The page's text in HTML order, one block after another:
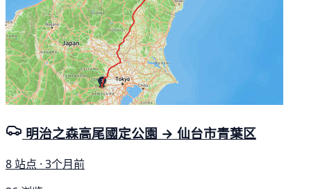
明治之森高尾國定公園 → 仙台市青葉区
8 站点 · 3个月前